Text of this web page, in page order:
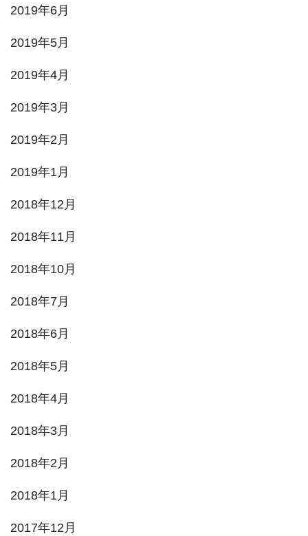
2019年6月
2019年5月
2019年4月
2019年3月
2019年2月
2019年1月
2018年12月
2018年11月
2018年10月
2018年7月
2018年6月
2018年5月
2018年4月
2018年3月
2018年2月
2018年1月
2017年12月